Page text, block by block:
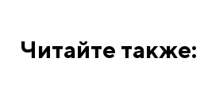
Читайте также: